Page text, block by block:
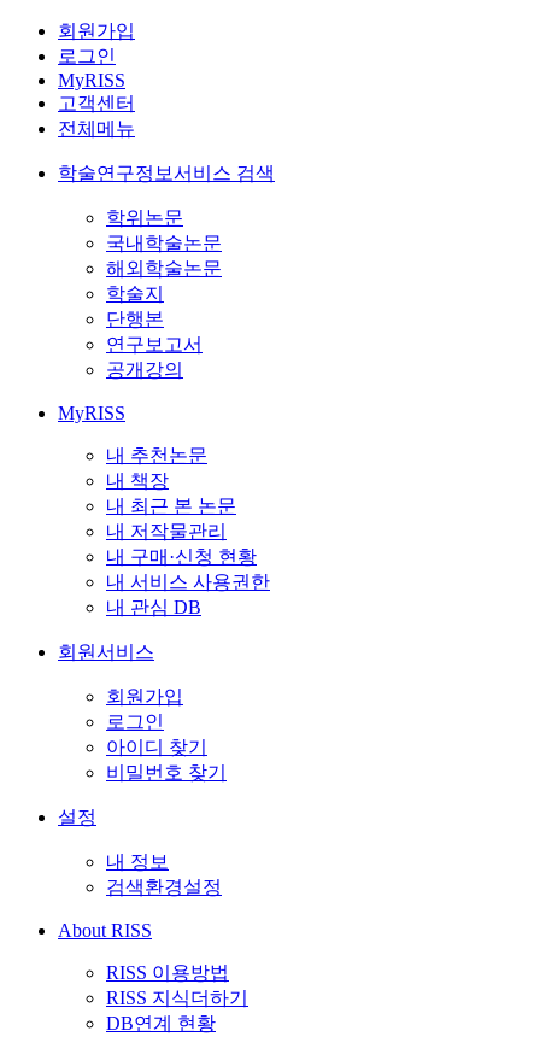
회원가입
로그인
MyRISS
고객센터
전체메뉴
학술연구정보서비스 검색
학위논문
국내학술논문
해외학술논문
학술지
단행본
연구보고서
공개강의
MyRISS
내 추천논문
내 책장
내 최근 본 논문
내 저작물관리
내 구매·신청 현황
내 서비스 사용권한
내 관심 DB
회원서비스
회원가입
로그인
아이디 찾기
비밀번호 찾기
설정
내 정보
검색환경설정
About RISS
RISS 이용방법
RISS 지식더하기
DB연계 현황